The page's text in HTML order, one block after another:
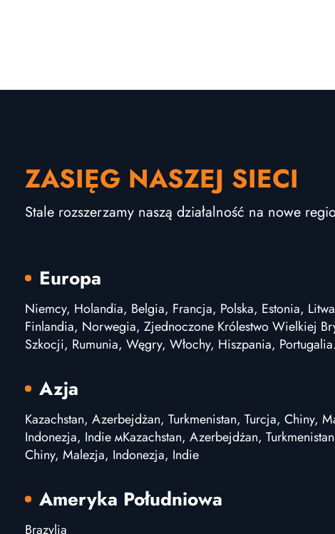
ZASIĘG NASZEJ SIECI
Stale rozszerzamy naszą działalność na nowe
Europa
Niemcy, Holandia, Belgia, Francja, Polska, Estonia,
Finlandia, Norwegia, Zjednoczone Królestwo Wielkiej
Szkocji, Rumunia, Węgry, Włochy, Hiszpania, Portugalia.
Azja
Kazachstan, Azerbejdżan, Turkmenistan, Turcja, Chiny,
Indonezja, Indie мKazachstan, Azerbejdżan,
Chiny, Malezja, Indonezja, Indie
Ameryka Południowa
Brazylia